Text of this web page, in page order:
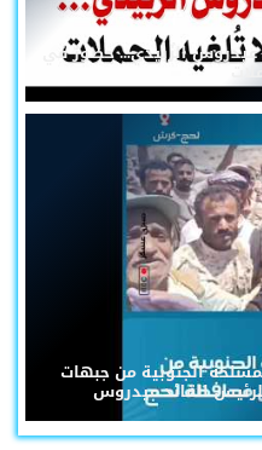
عيدروس الزُبيدي... حضورٌ في
الجنوبية من جبهات
القائد عيدروس